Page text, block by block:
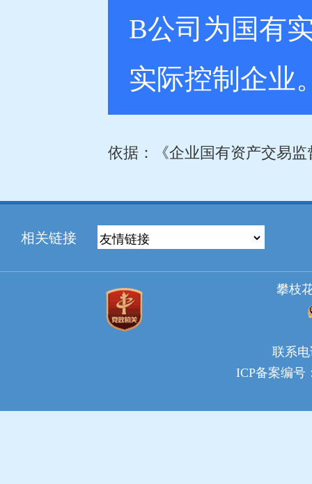
B公司为国有
实际控制企业
依据：《企业国有资产交易
相关链接
攀枝
联系电
ICP备案编号